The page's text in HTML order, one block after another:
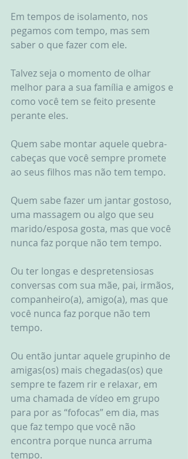
Em tempos de isolamento, nos
pegamos com tempo, mas sem
saber o que fazer com ele.
Talvez seja o momento de olhar
melhor para a sua família e amigos e
como você tem se feito presente
perante eles.
Quem sabe montar aquele quebra-
cabeças que você sempre promete
ao seus filhos mas não tem tempo.
Quem sabe fazer um jantar gostoso,
uma massagem ou algo que seu
marido/esposa gosta, mas que você
nunca faz porque não tem tempo.
Ou ter longas e despretensiosas
conversas com sua mãe, pai, irmãos,
companheiro(a), amigo(a), mas que
você nunca faz porque não tem
tempo.
Ou então juntar aquele grupinho de
amigas(os) mais chegadas(os) que
sempre te fazem rir e relaxar, em
uma chamada de vídeo em grupo
para por as “fofocas” em dia, mas
que faz tempo que você não
encontra porque nunca arruma
tempo.